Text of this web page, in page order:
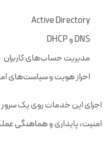
Active Directory
DNS و DHCP
مدیریت حساب‌های کاربران
احراز هویت و سیاست‌های
اجرای این خدمات روی یک سرور
امنیت، پایداری و هماهنگی